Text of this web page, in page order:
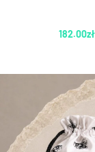
182.00zł